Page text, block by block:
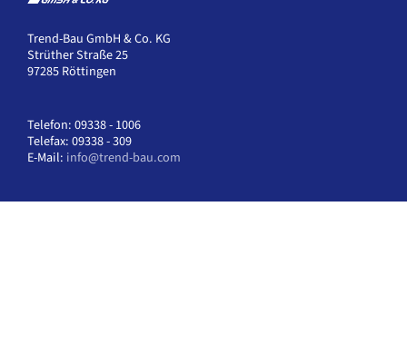
Trend-Bau GmbH & Co. KG
Strüther Straße 25
97285 Röttingen
Telefon: 09338 - 1006
Telefax: 09338 - 309
E-Mail: info@trend-bau.com